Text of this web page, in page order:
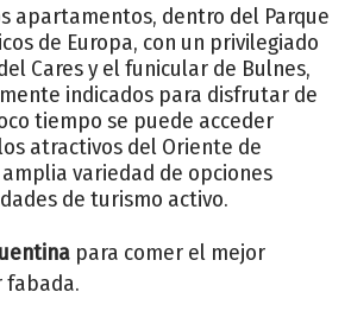
apartamentos, dentro del Parque
de Europa, con un privilegiado
Cares y el funicular de Bulnes,
indicados para disfrutar de
tiempo se puede acceder
atractivos del Oriente de
variedad de opciones
de turismo activo.
para comer el mejor
fabada.